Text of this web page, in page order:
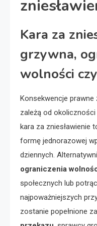
Kara za
grzywna,
wolności
Konsekwencje prawne
zależą od
kara za zniesławienie
formę jednorazowej
dziennych.
ograniczenia
społecznych lub
najpoważniejszych
zostanie popełnione